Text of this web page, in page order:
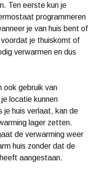
Ten eerste kun je
programmeren
je van huis bent of
je thuiskomt of
verwarmen en dus
ook gebruik van
locatie kunnen
je huis verlaat, kan de
lager zetten.
de verwarming weer
huis zonder dat de
aangestaan.